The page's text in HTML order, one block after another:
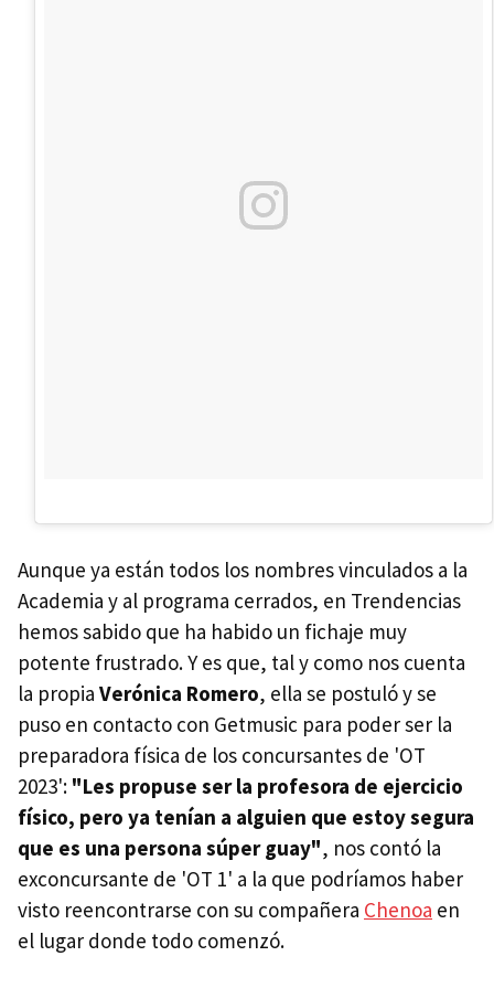
Aunque ya están todos los nombres vinculados a la
Academia y al programa cerrados, en Trendencias
hemos sabido que ha habido un fichaje muy
potente frustrado. Y es que, tal y como nos cuenta
la propia Verónica Romero, ella se postuló y se
puso en contacto con Getmusic para poder ser la
preparadora física de los concursantes de 'OT
2023': "Les propuse ser la profesora de ejercicio
físico, pero ya tenían a alguien que estoy segura
que es una persona súper guay", nos contó la
exconcursante de 'OT 1' a la que podríamos haber
visto reencontrarse con su compañera Chenoa en
el lugar donde todo comenzó.